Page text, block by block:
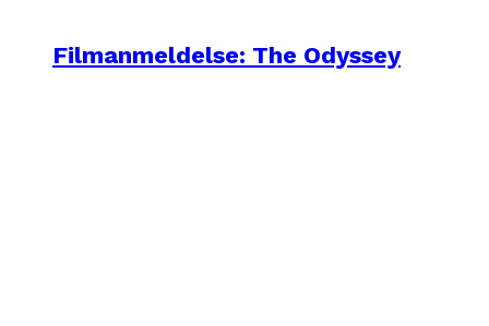
Filmanmeldelse: The Odyssey